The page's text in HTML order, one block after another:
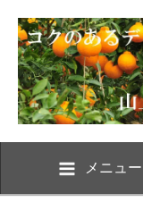
メニュー